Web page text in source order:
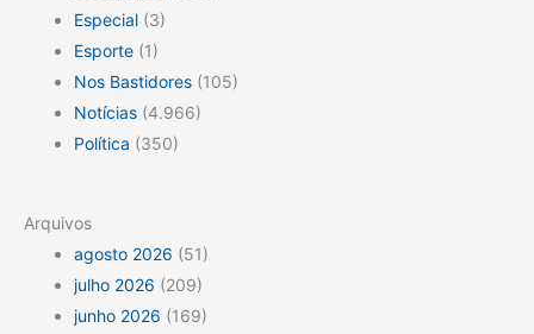
Especial (3)
Esporte (1)
Nos Bastidores (105)
Notícias (4.966)
Política (350)
Arquivos
agosto 2026 (51)
julho 2026 (209)
junho 2026 (169)